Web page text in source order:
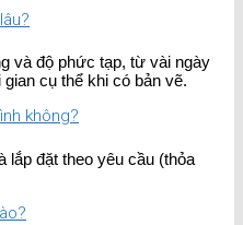
và độ phức tạp, từ vài ngày
cụ thể khi có bản vẽ.
không?
đặt theo yêu cầu (thỏa